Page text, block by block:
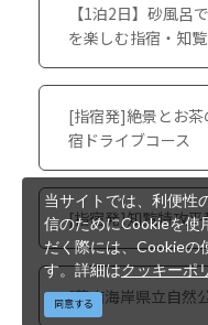
【1泊2日】砂風呂
を楽しむ指宿・知
[指宿発]絶景とお
宿ドライブコース
[指宿発]知覧特攻
[薩南海岸県立自然
当サイトでは、利便性
信のためにCookieを使
だく際には、Cookieの
す。詳細はクッキーポ
同意する